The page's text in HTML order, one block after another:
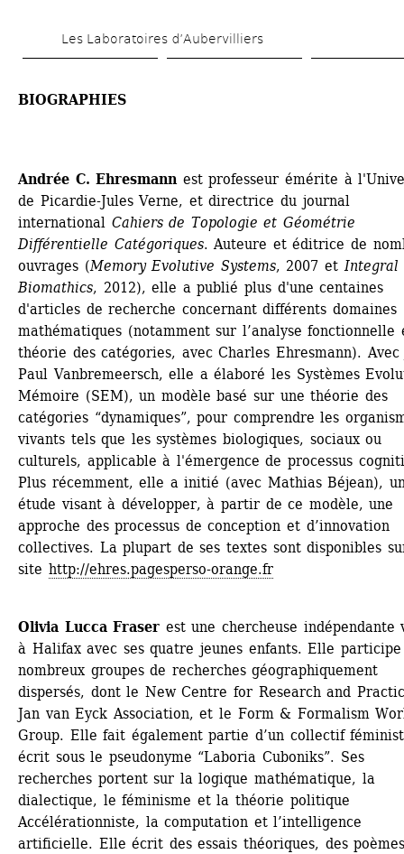
au
principal
Les Laboratoires d’Aubervilliers
BIOGRAPHIES
Andrée C. Ehresmannest professeur émérite à
de Picardie-Jules Verne, et directrice du journal
international Cahiers de Topologie et Géométrie
Différentielle Catégoriques. Auteure et éditrice de
ouvrages (Memory Evolutive Systems, 2007 et Integral
Biomathics, 2012), elle a publié plus d'une centaines
d'articles de recherche concernant différents domaines
mathématiques (notamment sur l’analyse fonctionnelle
théorie des catégories, avec Charles Ehresmann). Avec
Paul Vanbremeersch, elle a élaboré les Systèmes
Mémoire (SEM), un modèle basé sur une théorie des
catégories “dynamiques”, pour comprendre les
vivants tels que les systèmes biologiques, sociaux ou
culturels, applicable à l'émergence de processus
Plus récemment, elle a initié (avec Mathias Béjean),
étude visant à développer, à partir de ce modèle, une
approche des processus de conception et d’innovation
collectives. La plupart de ses textes sont disponibles
site http://ehres.pagesperso-orange.fr
Olivia Lucca Fraser est une chercheuse indépendante
à Halifax avec ses quatre jeunes enfants. Elle
nombreux groupes de recherches géographiquement
dispersés, dont le New Centre for Research and
Jan van Eyck Association, et le Form & Formalism
Group. Elle fait également partie d’un collectif
écrit sous le pseudonyme “Laboria Cuboniks”. Ses
recherches portent sur la logique mathématique, la
dialectique, le féminisme et la théorie politique
Accélérationniste, la computation et l’intelligence
artificielle. Elle écrit des essais théoriques, des